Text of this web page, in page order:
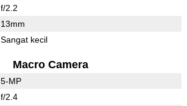
f/2.2
13mm
Sangat kecil
Macro Camera
5-MP
f/2.4